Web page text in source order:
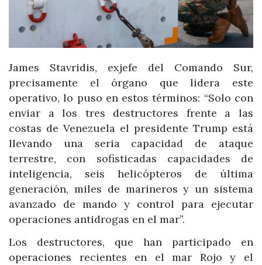
James Stavridis, exjefe del Comando Sur,
precisamente el órgano que lidera este
operativo, lo puso en estos términos: “Solo con
enviar a los tres destructores frente a las
costas de Venezuela el presidente Trump está
llevando una seria capacidad de ataque
terrestre, con sofisticadas capacidades de
inteligencia, seis helicópteros de última
generación, miles de marineros y un sistema
avanzado de mando y control para ejecutar
operaciones antidrogas en el mar”.
Los destructores, que han participado en
operaciones recientes en el mar Rojo y el